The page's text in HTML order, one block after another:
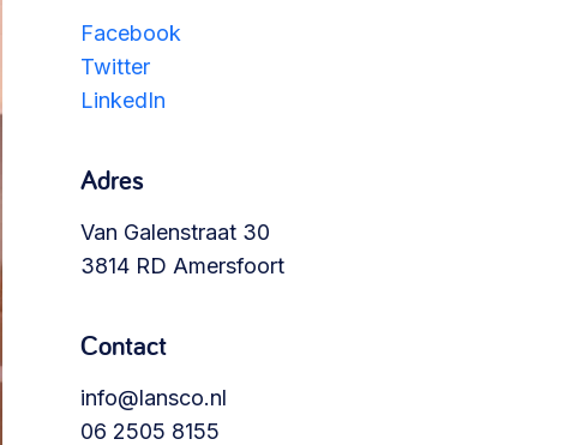
Uitdaagrecht, gemeenschapsfondsen, lokale
Facebook
Twitter
LinkedIn
Adres
Van Galenstraat 30
3814 RD Amersfoort
Contact
info@lansco.nl
06 2505 8155